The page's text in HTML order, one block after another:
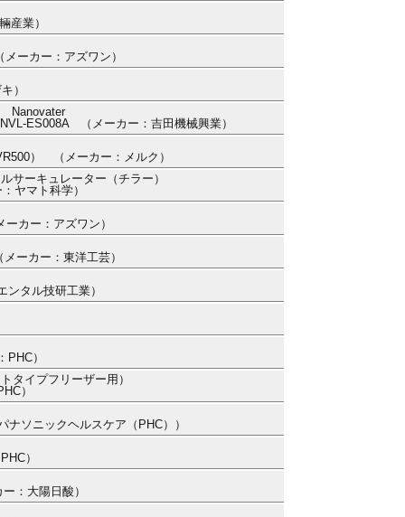
産業）
ーカー：アズワン）
）
Nanovater
ES008A （メーカー：吉田機械興業）
） （メーカー：メルク）
ーキュレーター（チラー）
ヤマト科学）
カー：アズワン）
ーカー：東洋工芸）
タル技研工業）
）
タイプフリーザー用）
）
ソニックヘルスケア（PHC））
）
：大陽日酸）